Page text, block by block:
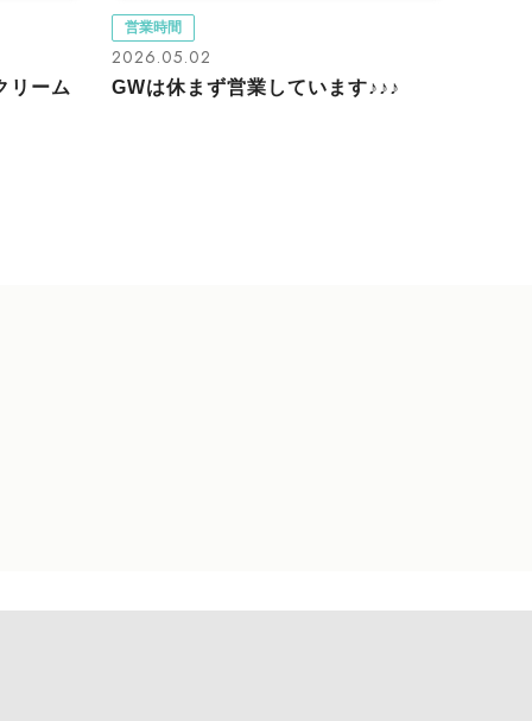
リーム
営業時間
2026.05.02
GWは休まず営業しています♪♪♪